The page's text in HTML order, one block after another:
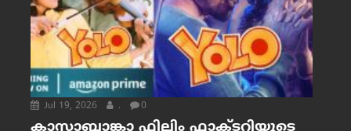
Jul 19, 2026 . 0